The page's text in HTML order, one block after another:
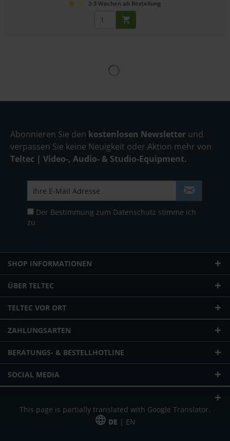
2-3 Wochen ab Bestellung
Abonnieren Sie den kostenlosen Newsletter und
verpassen Sie keine Neuigkeit oder Aktion mehr von
Teltec | Video-, Audio- & Studio-Equipment.
Der Bestimmung zum Datenschutz stimme ich
zu
SHOP INFORMATIONEN
ÜBER TELTEC
TELTEC VOR ORT
ZAHLUNGSARTEN
BERATUNGS- & BESTELLHOTLINE
SOCIAL MEDIA
This page is partially translated with Google Translator.
DE | EN